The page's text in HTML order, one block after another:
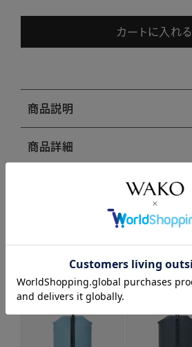
カートに入れる
商品説明
商品詳細
注意事項・キャンセル・返品